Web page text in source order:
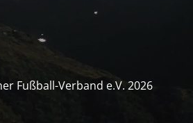
Fußball-Verband e.V. 2026